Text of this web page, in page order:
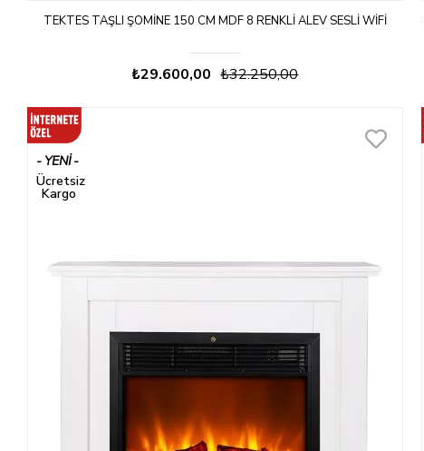
TEKTES TAŞLI ŞÖMINE 150 CM MDF 8 RENKLI ALEV SESLI WIFI
₺29.600,00 ₺32.250,00
YENI
ÜRÜN
Ücretsiz
Kargo